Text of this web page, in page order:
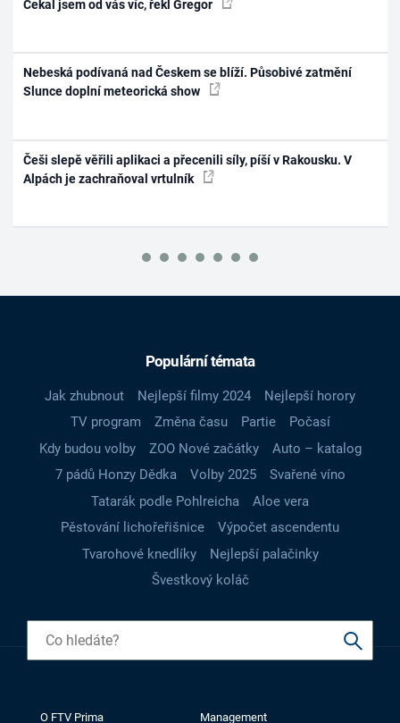
Čekal jsem od vás víc, řekl Gregor
Nebeská podívaná nad Českem se blíží. Působivé zatmění
Slunce doplní meteorická show
Češi slepě věřili aplikaci a přecenili síly, píší v Rakousku. V
Alpách je zachraňoval vrtulník
Populární témata
Jak zhubnout Nejlepší filmy 2024
Nejlepší horory
TV program
Změna času Partie
Počasí
Kdy budou volby
ZOO Nové začátky
Auto – katalog
7 pádů Honzy Dědka
Volby 2025
Svařené víno
Tatarák podle Pohlreicha
Aloe vera
Pěstování lichořeřišnice
Výpočet ascendentu
Tvarohové knedlíky
Nejlepší palačinky
Švestkový koláč
O FTV Prima Management